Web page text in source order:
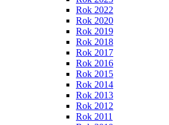
Rok 2022
Rok 2020
Rok 2019
Rok 2018
Rok 2017
Rok 2016
Rok 2015
Rok 2014
Rok 2013
Rok 2012
Rok 2011